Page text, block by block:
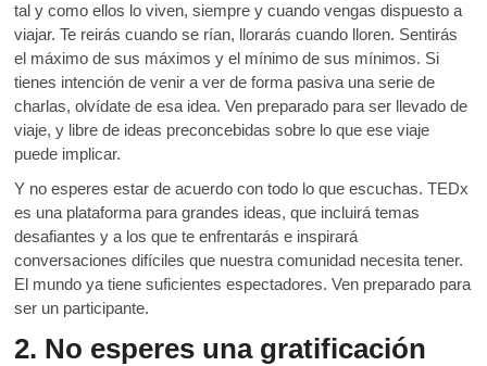
tal y como ellos lo viven, siempre y cuando vengas dispuesto a
viajar. Te reirás cuando se rían, llorarás cuando lloren. Sentirás
el máximo de sus máximos y el mínimo de sus mínimos. Si
tienes intención de venir a ver de forma pasiva una serie de
charlas, olvídate de esa idea. Ven preparado para ser llevado de
viaje, y libre de ideas preconcebidas sobre lo que ese viaje
puede implicar.
Y no esperes estar de acuerdo con todo lo que escuchas. TEDx
es una plataforma para grandes ideas, que incluirá temas
desafiantes y a los que te enfrentarás e inspirará
conversaciones difíciles que nuestra comunidad necesita tener.
El mundo ya tiene suficientes espectadores. Ven preparado para
ser un participante.
2. No esperes una gratificación